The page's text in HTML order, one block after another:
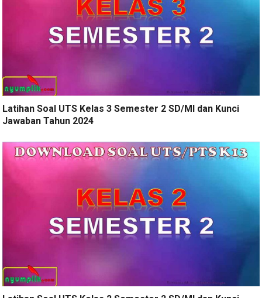
Latihan Soal UTS Kelas 3 Semester 2 SD/MI dan Kunci
Jawaban Tahun 2024